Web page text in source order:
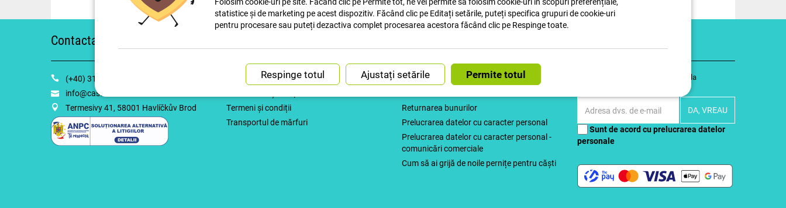
statistice și de marketing pe acest dispozitiv. Făcând clic pe Editați setările, puteți specifica grupuri de cookie-uri
pentru procesare sau puteți dezactiva complet procesarea acestora făcând clic pe Respinge toate.
Ajustați setările
Contactați-ne
(+40) 31 229 7091
info@casti-casti.ro
Termesivy 41, 58001 Havlíčkův Brod
Procedura de reclamații
Termeni și condiții
Transportul de mărfuri
Produse de revendicare
Returnarea bunurilor
Prelucrarea datelor cu caracter personal
Prelucrarea datelor cu caracter personal -
comunicări comerciale
Cum să ai grijă de noile pernițe pentru căști
Fiți cu un pas înainte și abonați-vă la
Sunt de acord cu prelucrarea datelor
personale